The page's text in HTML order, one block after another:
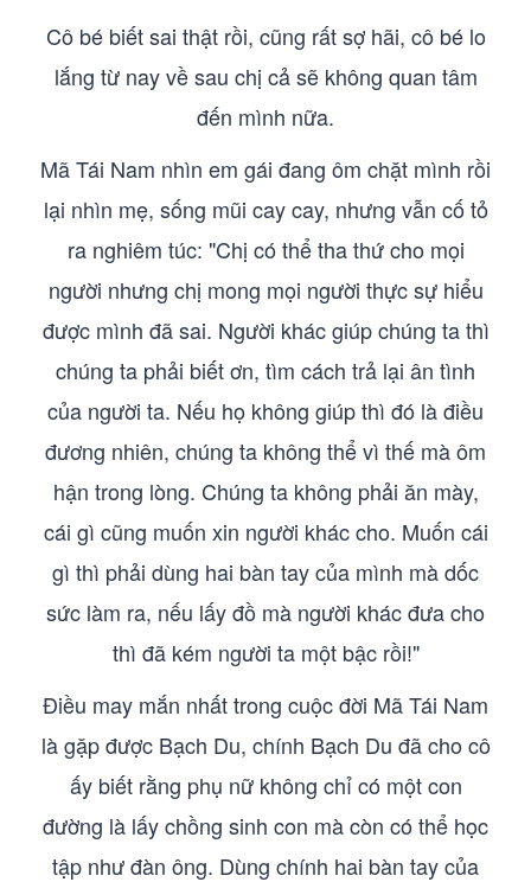
Cô bé biết sai thật rồi, cũng rất sợ hãi, cô bé lo
lắng từ nay về sau chị cả sẽ không quan tâm
đến mình nữa.
Mã Tái Nam nhìn em gái đang ôm chặt mình rồi
lại nhìn mẹ, sống mũi cay cay, nhưng vẫn cố tỏ
ra nghiêm túc: "Chị có thể tha thứ cho mọi
người nhưng chị mong mọi người thực sự hiểu
được mình đã sai. Người khác giúp chúng ta thì
chúng ta phải biết ơn, tìm cách trả lại ân tình
của người ta. Nếu họ không giúp thì đó là điều
đương nhiên, chúng ta không thể vì thế mà ôm
hận trong lòng. Chúng ta không phải ăn mày,
cái gì cũng muốn xin người khác cho. Muốn cái
gì thì phải dùng hai bàn tay của mình mà dốc
sức làm ra, nếu lấy đồ mà người khác đưa cho
thì đã kém người ta một bậc rồi!"
Điều may mắn nhất trong cuộc đời Mã Tái Nam
là gặp được Bạch Du, chính Bạch Du đã cho cô
ấy biết rằng phụ nữ không chỉ có một con
đường là lấy chồng sinh con mà còn có thể học
tập như đàn ông. Dùng chính hai bàn tay của